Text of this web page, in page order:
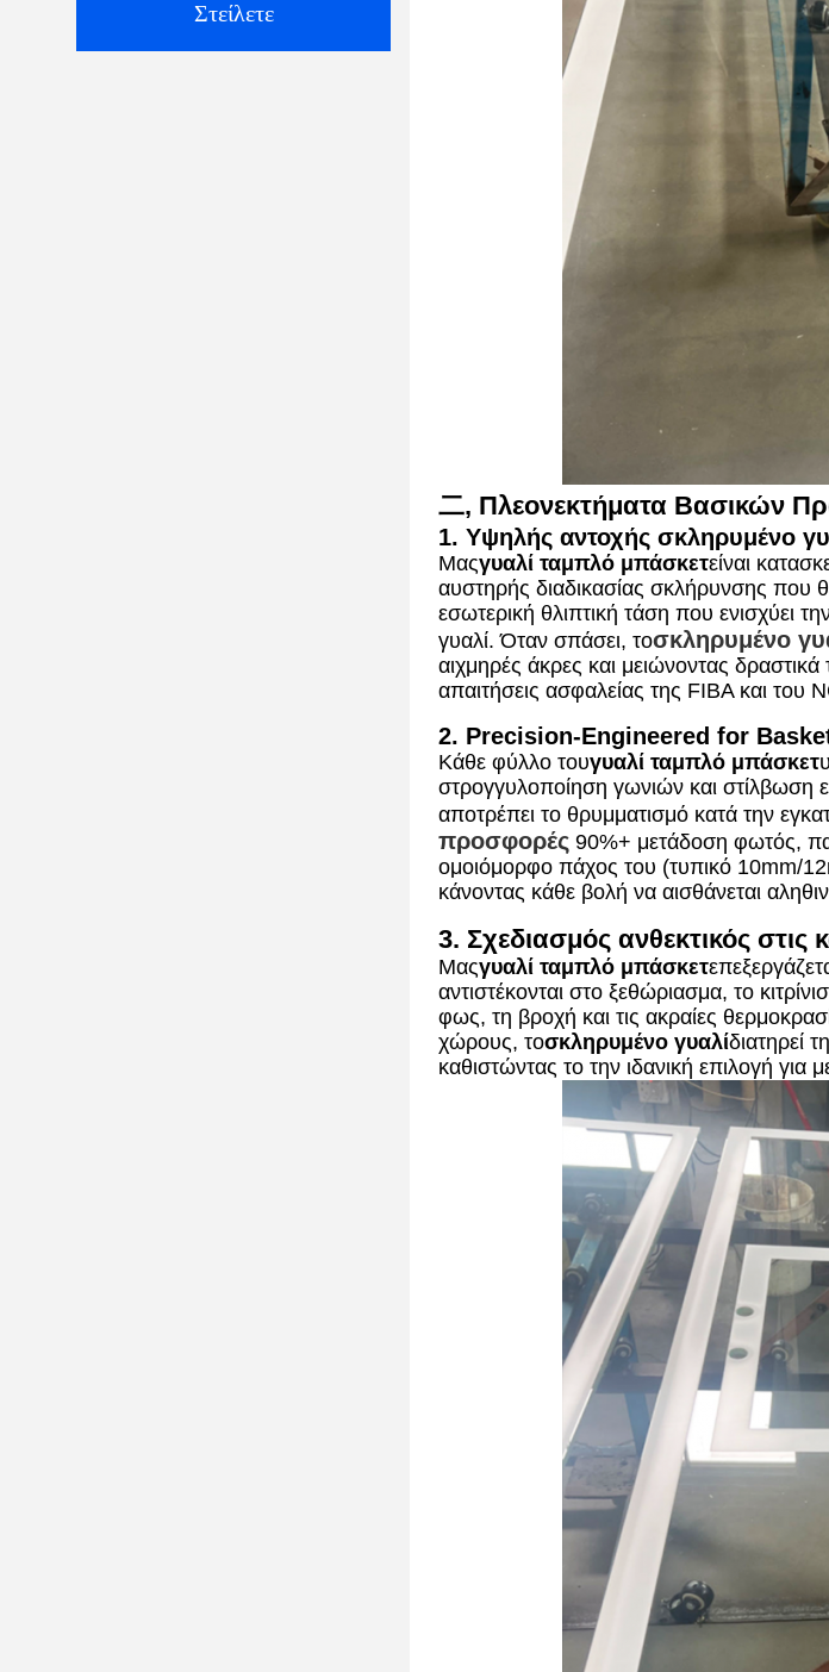
Στείλετε
二, Πλεονεκτήματα Βασικών
1. Υψηλής αντοχής σκληρυμένο
Μαςγυαλί ταμπλό μπάσκετείναι
αυστηρής διαδικασίας σκλήρυνσης που
εσωτερική θλιπτική τάση που ενισχύει
γυαλί. Όταν σπάσει, τοσκληρυμένο
αιχμηρές άκρες και μειώνοντας
απαιτήσεις ασφαλείας της FIBA ​​και του
2. Precision-Engineered for
Κάθε φύλλο τουγυαλί ταμπλό μπάσκετ
στρογγυλοποίηση γωνιών και στίλβωση
αποτρέπει το θρυμματισμό κατά την
προσφορές 90%+ μετάδοση φωτός,
ομοιόμορφο πάχος του (τυπικό 10mm/
κάνοντας κάθε βολή να αισθάνεται
3. Σχεδιασμός ανθεκτικός στις
Μαςγυαλί ταμπλό μπάσκετ
αντιστέκονται στο ξεθώριασμα, το
φως, τη βροχή και τις ακραίες
χώρους, τοσκληρυμένο γυαλίδιατηρεί
καθιστώντας το την ιδανική επιλογή για